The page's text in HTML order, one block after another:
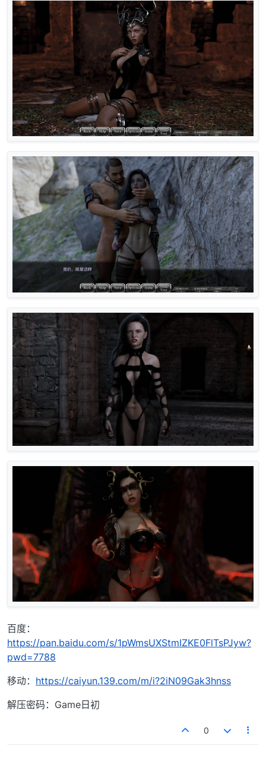
百度：
https://pan.baidu.com/s/1pWmsUXStmIZKE0FlTsPJyw?
pwd=7788
移动： https://caiyun.139.com/m/i?2iN09Gak3hnss
解压密码：Game日初
0